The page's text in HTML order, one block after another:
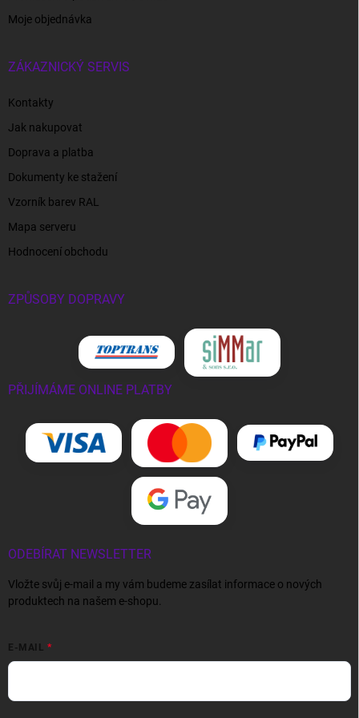
Moje objednávka
ZÁKAZNICKÝ SERVIS
Kontakty
Jak nakupovat
Doprava a platba
Dokumenty ke stažení
Vzorník barev RAL
Mapa serveru
Hodnocení obchodu
ZPŮSOBY DOPRAVY
PŘIJÍMÁME ONLINE PLATBY
ODEBÍRAT NEWSLETTER
Vložte svůj e-mail a my vám budeme zasílat informace o nových
produktech na našem e-shopu.
E-MAIL